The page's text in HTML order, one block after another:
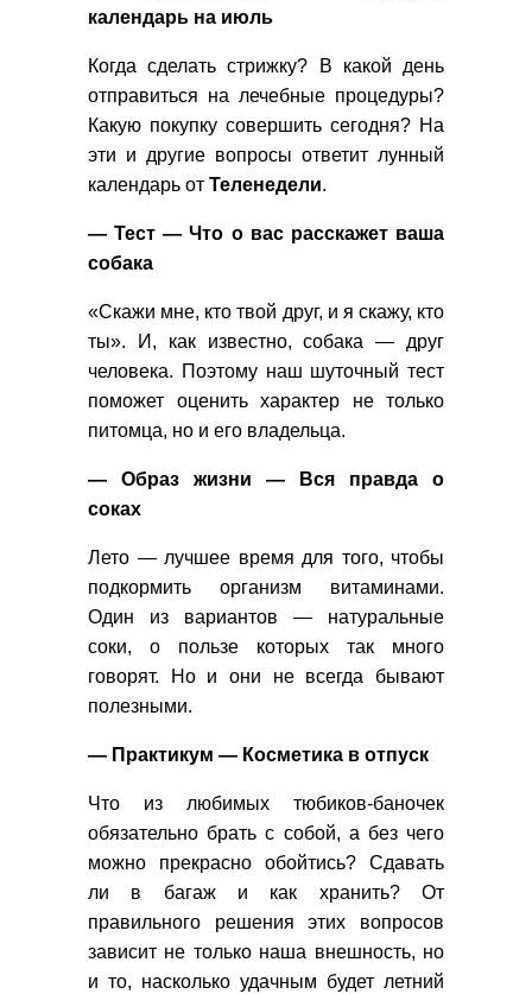
календарь на июль
Когда сделать стрижку? В какой день
отправиться на лечебные процедуры?
Какую покупку совершить сегодня? На
эти и другие вопросы ответит лунный
календарь от Теленедели.
— Тест — Что о вас расскажет ваша
собака
«Скажи мне, кто твой друг, и я скажу, кто
ты». И, как известно, собака — друг
человека. Поэтому наш шуточный тест
поможет оценить характер не только
питомца, но и его владельца.
— Образ жизни — Вся правда о
соках
Лето — лучшее время для того, чтобы
подкормить организм витаминами.
Один из вариантов — натуральные
соки, о пользе которых так много
говорят. Но и они не всегда бывают
полезными.
— Практикум — Косметика в отпуск
Что из любимых тюбиков-баночек
обязательно брать с собой, а без чего
можно прекрасно обойтись? Сдавать
ли в багаж и как хранить? От
правильного решения этих вопросов
зависит не только наша внешность, но
и то, насколько удачным будет летний